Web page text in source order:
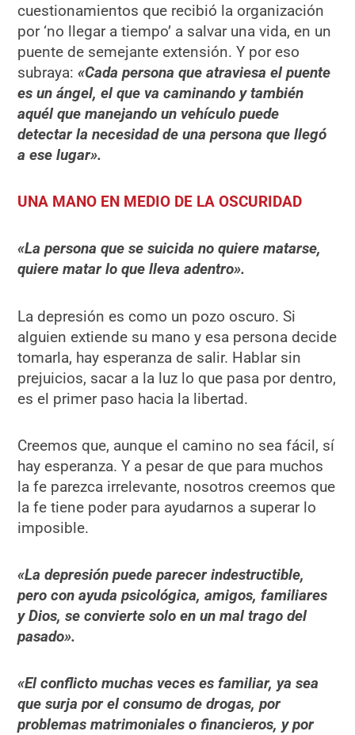
cuestionamientos que recibió la organización
por ‘no llegar a tiempo’ a salvar una vida, en un
puente de semejante extensión. Y por eso
subraya:«Cada persona que atraviesa el puente
es un ángel, el que va caminando y también
aquél que manejando un vehículo puede
detectar la necesidad de una persona que llegó
a ese lugar».
UNA MANO EN MEDIO DE LA OSCURIDAD
«La persona que se suicida no quiere matarse,
quiere matar lo que lleva adentro».
La depresión es como un pozo oscuro. Si
alguien extiende su mano y esa persona decide
tomarla, hay esperanza de salir. Hablar sin
prejuicios, sacar a la luz lo que pasa por dentro,
es el primer paso hacia la libertad.
Creemos que, aunque el camino no sea fácil, sí
hay esperanza. Y a pesar de que para muchos
la fe parezca irrelevante, nosotros creemos que
la fe tiene poder para ayudarnos a superar lo
imposible.
«La depresión puede parecer indestructible,
pero con ayuda psicológica, amigos, familiares
y Dios, se convierte solo en un mal trago del
pasado».
«El conflicto muchas veces es familiar, ya sea
que surja por el consumo de drogas, por
problemas matrimoniales o financieros, y por